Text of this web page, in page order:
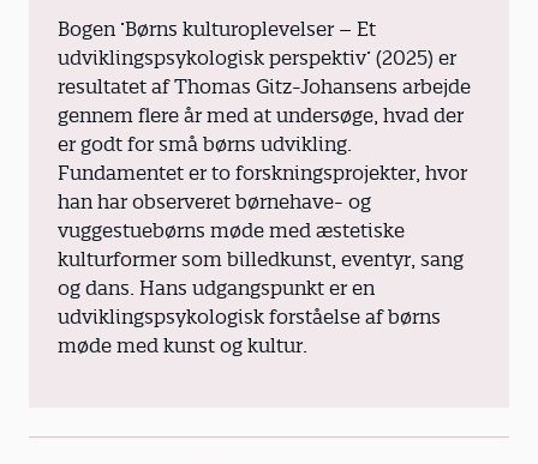
Bogen ’Børns kulturoplevelser – Et
udviklingspsykologisk perspektiv’ (2025) er
resultatet af Thomas Gitz-Johansens arbejde
gennem flere år med at undersøge, hvad der
er godt for små børns udvikling.
Fundamentet er to forskningsprojekter, hvor
han har observeret børnehave- og
vuggestuebørns møde med æstetiske
kulturformer som billedkunst, eventyr, sang
og dans. Hans udgangspunkt er en
udviklingspsykologisk forståelse af børns
møde med kunst og kultur.